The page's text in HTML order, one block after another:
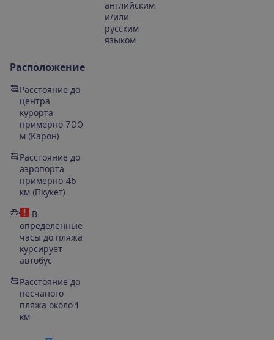
английским
и/или
русским
языком
Расположение
Расстояние до
центра
курорта
примерно 700
м (Карон)
Расстояние до
аэропорта
примерно 45
км (Пхукет)
В
определенные
часы до пляжа
курсирует
автобус
Расстояние до
песчаного
пляжа около 1
км